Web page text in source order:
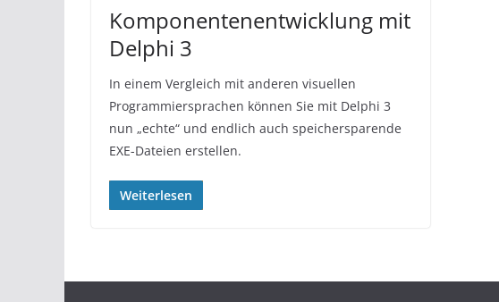
Komponentenentwicklung mit
Delphi 3
In einem Vergleich mit anderen visuellen
Programmiersprachen können Sie mit Delphi 3
nun „echte“ und endlich auch speichersparende
EXE-Dateien erstellen.
Weiterlesen